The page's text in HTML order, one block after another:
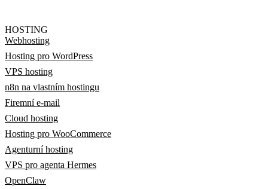
HOSTING
Webhosting
Hosting pro WordPress
VPS hosting
n8n na vlastním hostingu
Firemní e-mail
Cloud hosting
Hosting pro WooCommerce
Agenturní hosting
VPS pro agenta Hermes
OpenClaw